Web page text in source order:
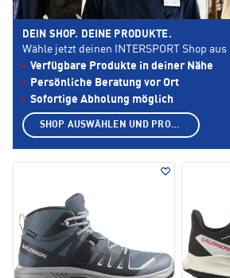
DEIN SHOP. DEINE PRODUKTE.
Wähle jetzt deinen INTERSPORT Shop
Verfügbare Produkte in deiner Nähe
Persönliche Beratung vor Ort
Sofortige Abholung möglich
SHOP AUSWÄHLEN UND PRODUKTE ANZEIGEN